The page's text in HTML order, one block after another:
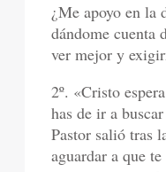
¿Me apoyo en la
dándome cuenta
ver mejor y
2º. «Cristo
has de ir a
Pastor salió tras
aguardar a que